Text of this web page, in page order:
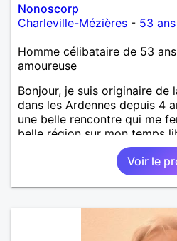
Nonoscorp
Charleville-Mézières - 53 ans
Homme célibataire de 53
amoureuse
Bonjour, je suis originaire de
dans les Ardennes depuis 4
une belle rencontre qui me
belle région sur mon temps
quelqu'un de simple et
complicité et de la bonne
si l'envie de me découvrir
bientôt.
Voir le